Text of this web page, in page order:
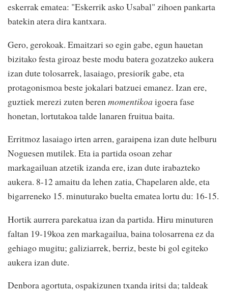
eskerrak ematea: "Eskerrik asko Usabal" zihoen pankarta
batekin atera dira kantxara.
Gero, gerokoak. Emaitzari so egin gabe, egun hauetan
bizitako festa giroaz beste modu batera gozatzeko aukera
izan dute tolosarrek, lasaiago, presiorik gabe, eta
protagonismoa beste jokalari batzuei emanez. Izan ere,
guztiek merezi zuten beren momentikoa igoera fase
honetan, lortutakoa talde lanaren fruitua baita.
Erritmoz lasaiago irten arren, garaipena izan dute helburu
Noguesen mutilek. Eta ia partida osoan zehar
markagailuan atzetik izanda ere, izan dute irabazteko
aukera. 8-12 amaitu da lehen zatia, Chapelaren alde, eta
bigarreneko 15. minuturako buelta ematea lortu du: 16-15.
Hortik aurrera parekatua izan da partida. Hiru minuturen
faltan 19-19koa zen markagailua, baina tolosarrena ez da
gehiago mugitu; galiziarrek, berriz, beste bi gol egiteko
aukera izan dute.
Denbora agortuta, ospakizunen txanda iritsi da; taldeak